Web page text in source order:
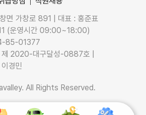
면 가창로 891 | 대표 : 홍준표
(운영시간 09:00~18:00)
85-01377
제 2020-대구달성-0887호 |
경민
All Rights Reserved.